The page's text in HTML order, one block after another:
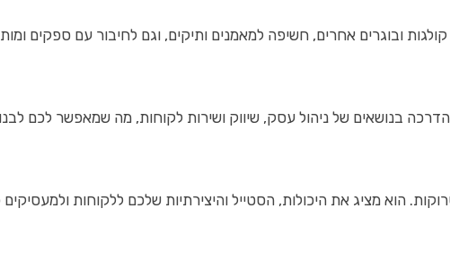
ובוגרים אחרים, חשיפה למאמנים ותיקים, וגם לחיבור עם ספקים
הדרכה בנושאים של ניהול עסק, שיווק ושירות לקוחות, מה שמאפשר לכם
הוא מציג את היכולות, הסטייל והיצירתיות שלכם ללקוחות ולמעסיקים